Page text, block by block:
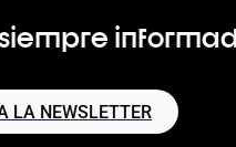
LA NEWSLETTER